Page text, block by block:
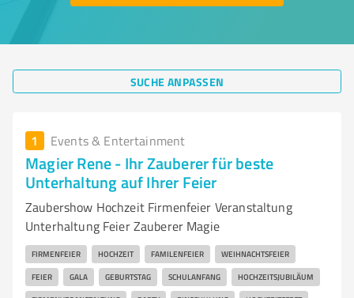
SUCHE ANPASSEN
1 Events & Entertainment
Magier Rene - Ihr Zauberer für beste
Unterhaltung auf Ihrer Feier
Zaubershow Hochzeit Firmenfeier Veranstaltung
Unterhaltung Feier Zauberer Magie
FIRMENFEIER HOCHZEIT FAMILENFEIER WEIHNACHTSFEIER
FEIER GALA GEBURTSTAG SCHULANFANG HOCHZEITSJUBILÄUM